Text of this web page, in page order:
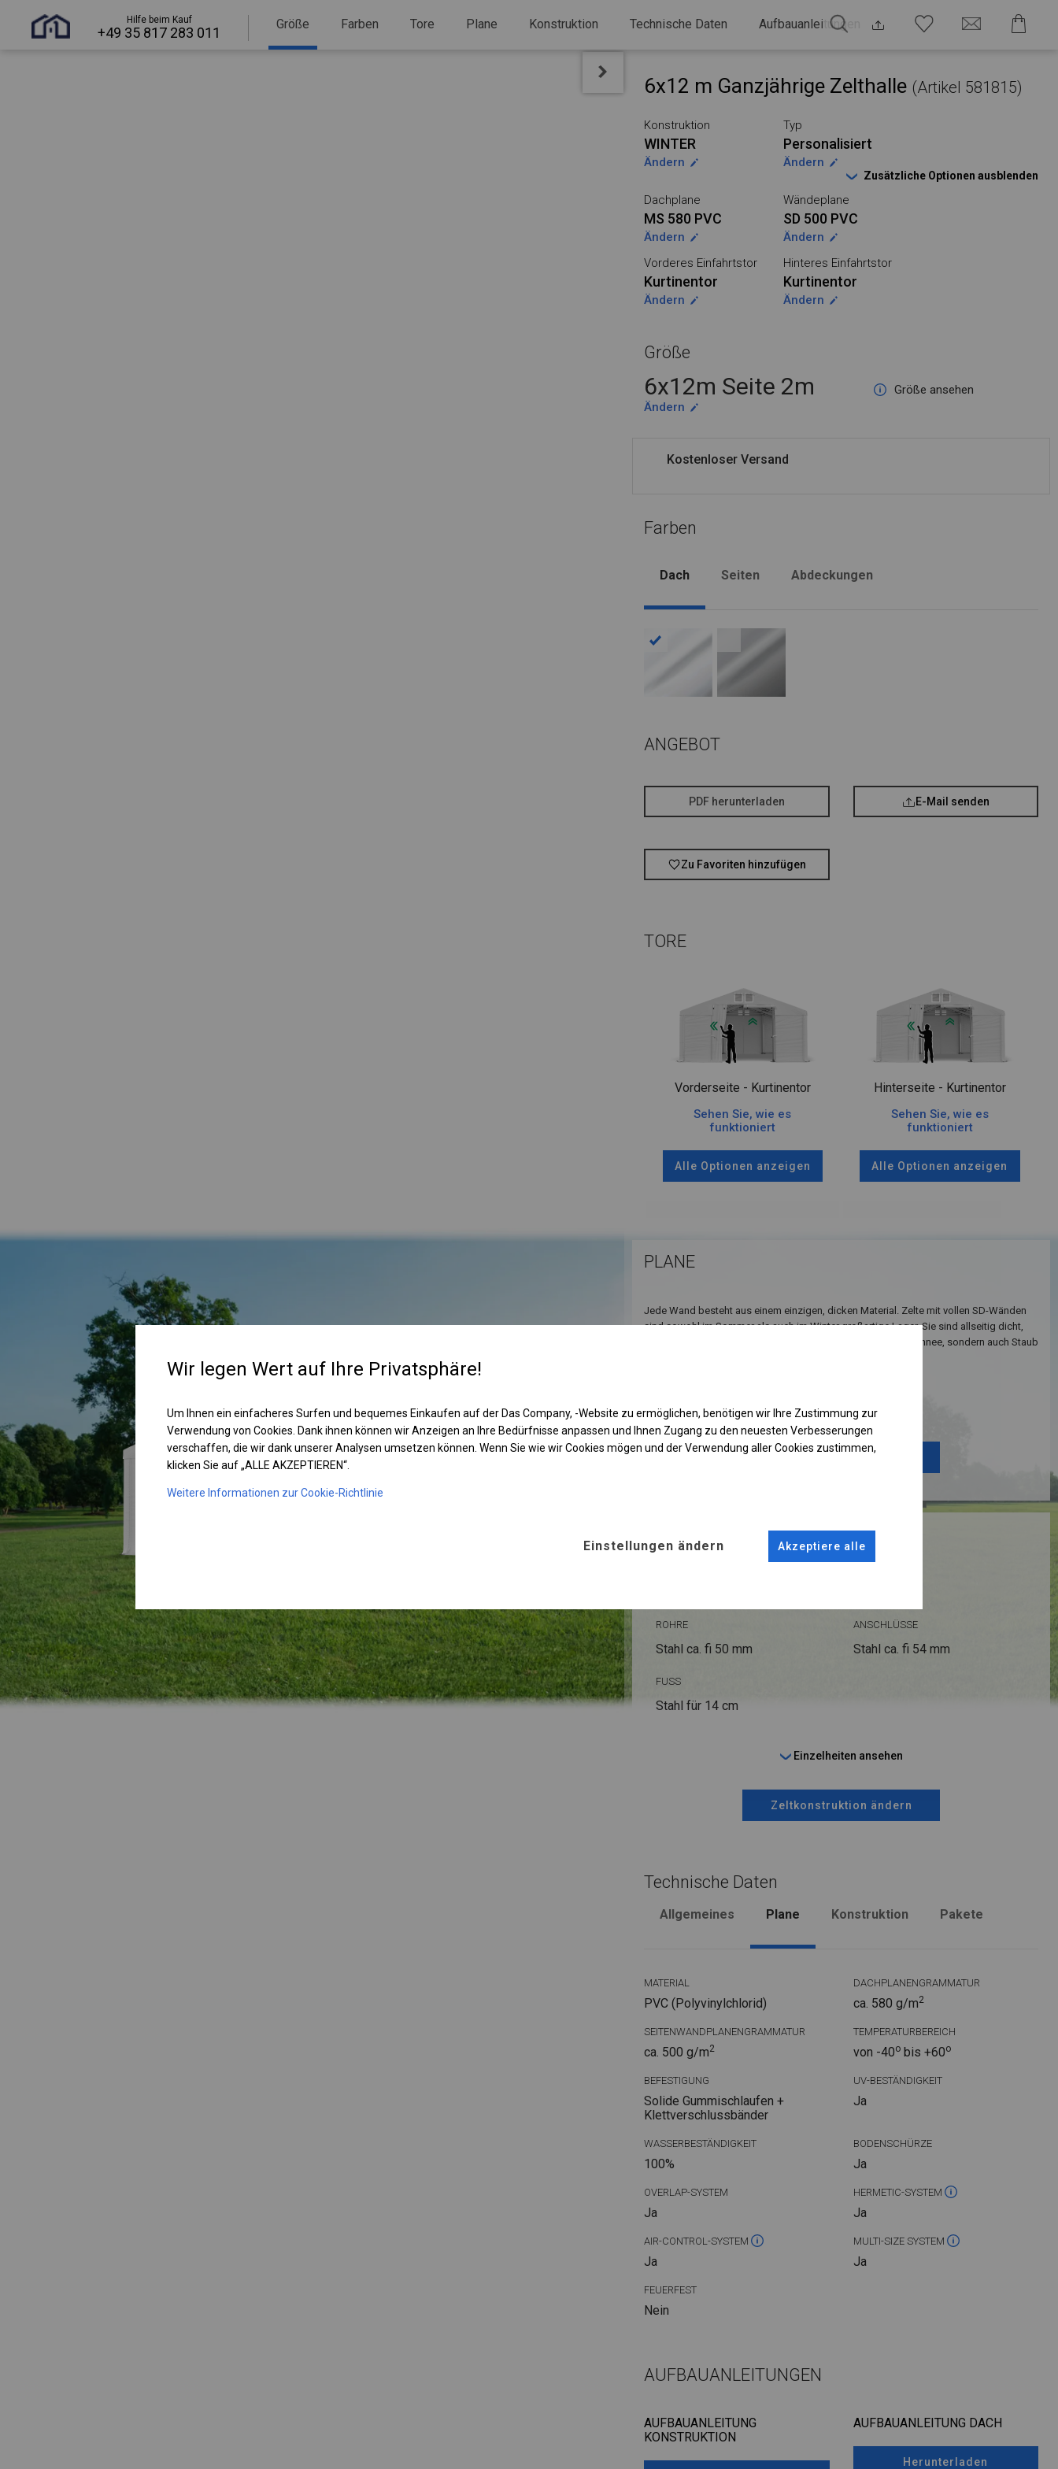
Hilfe beim Kauf
+49 35 817 283 011
Größe Farben Tore Plane Konstruktion Technische Daten Aufbauanleitungen
6x12 m Ganzjährige Zelthalle (Artikel 581815)
Konstruktion
WINTER
Ändern
Typ
Personalisiert
Ändern
Zusätzliche Optionen ausblenden
Dachplane
MS 580 PVC
Ändern
Wändeplane
SD 500 PVC
Ändern
Vorderes Einfahrtstor
Kurtinentor
Ändern
Hinteres Einfahrtstor
Kurtinentor
Ändern
Größe
6x12m Seite 2m
Größe ansehen
Ändern
Kostenloser Versand
Farben
Dach Seiten Abdeckungen
ANGEBOT
PDF herunterladen E-Mail senden
Zu Favoriten hinzufügen
TORE
Vorderseite - Kurtinentor
Sehen Sie, wie es
funktioniert
Alle Optionen anzeigen
Hinterseite - Kurtinentor
Sehen Sie, wie es
funktioniert
Alle Optionen anzeigen
PLANE
Jede Wand besteht aus einem einzigen, dicken Material. Zelte mit vollen SD-Wänden
sind sowohl im Sommer als auch im Winter großartige Lager. Sie sind allseitig dicht,
sodass Sie sicher sein können, dass nicht nur Regen oder Schnee, sondern auch Staub
Einzelheiten ansehen
Plane ändern
KONSTRUKTION
ROHRE
Stahl ca. fi 50 mm
ANSCHLÜSSE
Stahl ca. fi 54 mm
FUSS
Stahl für 14 cm
Einzelheiten ansehen
Zeltkonstruktion ändern
Technische Daten
Allgemeines Plane Konstruktion Pakete
MATERIAL
PVC (Polyvinylchlorid)
DACHPLANENGRAMMATUR
ca. 580 g/m2
SEITENWANDPLANENGRAMMATUR
ca. 500 g/m2
TEMPERATURBEREICH
von -40obis +60o
BEFESTIGUNG
Solide Gummischlaufen +
Klettverschlussbänder
UV-BESTÄNDIGKEIT
Ja
WASSERBESTÄNDIGKEIT
100%
BODENSCHÜRZE
Ja
OVERLAP-SYSTEM
Ja
HERMETIC-SYSTEM
Ja
AIR-CONTROL-SYSTEM
Ja
MULTI-SIZE SYSTEM
Ja
FEUERFEST
Nein
AUFBAUANLEITUNGEN
AUFBAUANLEITUNG
KONSTRUKTION
AUFBAUANLEITUNG DACH
Herunterladen
Wir legen Wert auf Ihre Privatsphäre!
Um Ihnen ein einfacheres Surfen und bequemes Einkaufen auf der Das Company, -Website zu ermöglichen, benötigen wir Ihre Zustimmung zur
Verwendung von Cookies. Dank ihnen können wir Anzeigen an Ihre Bedürfnisse anpassen und Ihnen Zugang zu den neuesten Verbesserungen
verschaffen, die wir dank unserer Analysen umsetzen können. Wenn Sie wie wir Cookies mögen und der Verwendung aller Cookies zustimmen,
klicken Sie auf „ALLE AKZEPTIEREN“.
Weitere Informationen zur Cookie-Richtlinie
Einstellungen ändern Akzeptiere alle